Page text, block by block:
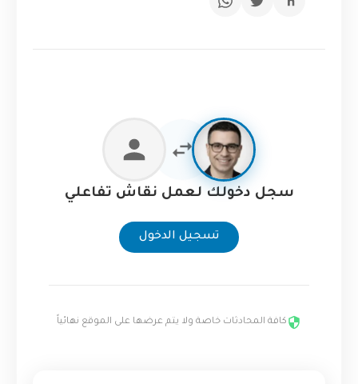
سجل دخولك لعمل نقاش تفاعلي
تسجيل الدخول
كافة المحادثات خاصة ولا يتم عرضها على الموقع نهائياً